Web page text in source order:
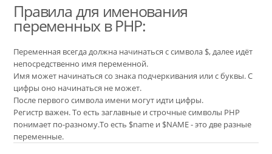
Правила для именования
переменных в PHP:
Переменная всегда должна начинаться с символа $, далее идёт
непосредственно имя переменной.
Имя может начинаться со знака подчеркивания или с буквы. С
цифры оно начинаться не может.
После первого символа имени могут идти цифры.
Регистр важен. То есть заглавные и строчные символы PHP
понимает по-разному.То есть $name и $NAME - это две разные
переменные.